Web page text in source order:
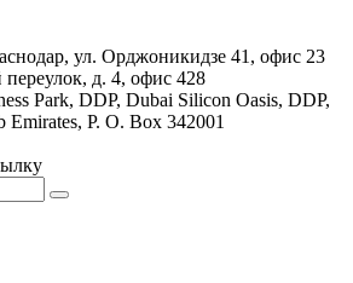
ул. Орджоникидзе 41, офис 23
д. 4, офис 428
Park, DDP, Dubai Silicon Oasis, DDP,
P. O. Box 342001